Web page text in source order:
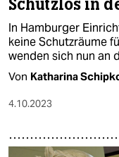
Schutzlos in
In Hamburger
keine Schutzräume
wenden sich nun an
Von Katharina
4.10.2023